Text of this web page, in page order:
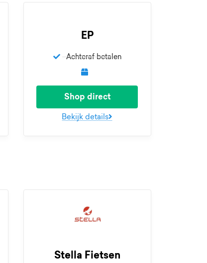
EP
Achteraf betalen
Shop direct
Bekijk details
Stella Fietsen